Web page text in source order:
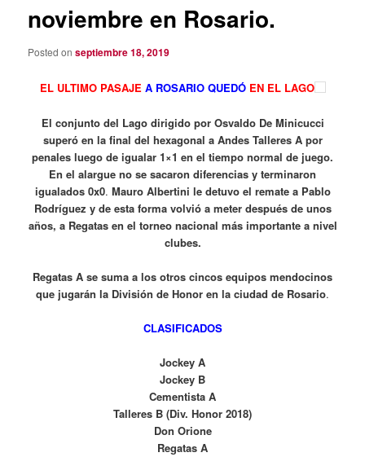
noviembre en Rosario.
Posted onseptiembre 18, 2019
EL ULTIMO PASAJEA ROSARIO QUEDÓ EN EL LAGO
El conjunto del Lago dirigido por Osvaldo De Minicucci
superó en la final del hexagonal a Andes Talleres A por
penales luego de igualar 1×1 en el tiempo normal de juego.
En el alargue no se sacaron diferencias y terminaron
igualados 0x0. Mauro Albertini le detuvo el remate a Pablo
Rodríguez y de esta forma volvió a meter después de unos
años, a Regatas en el torneo nacional más importante a nivel
clubes.
Regatas A se suma a los otros cincos equipos mendocinos
que jugarán la División de Honor en la ciudad de Rosario.
CLASIFICADOS
Jockey A
Jockey B
Cementista A
Talleres B (Div. Honor 2018)
Don Orione
Regatas A